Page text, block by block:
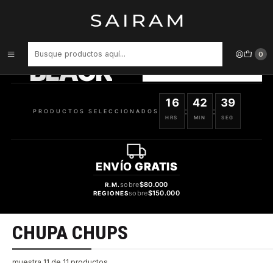
0
BLACK VER OFERTAS
PRODUCTOS SELECCIONADOS
16
HRS
:
42
MIN
:
39
SEG
ENVÍO GRATIS
R.M.sobre$80.000
REGIONESsobre$150.000
CHUPA CHUPS